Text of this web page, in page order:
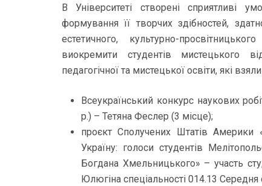
В Університеті створені сприятливі
формування її творчих здібностей,
естетичного, культурно-
виокремити студентів мистецького
педагогічної та мистецької освіти, які
Всеукраїнський конкурс наукових
р.) – Тетяна Феслер (3 місце);
проєкт Сполучених Штатів Америки
Україну: голоси студентів
Богдана Хмельницького» – участь
Юлюгіна спеціальності 014.13